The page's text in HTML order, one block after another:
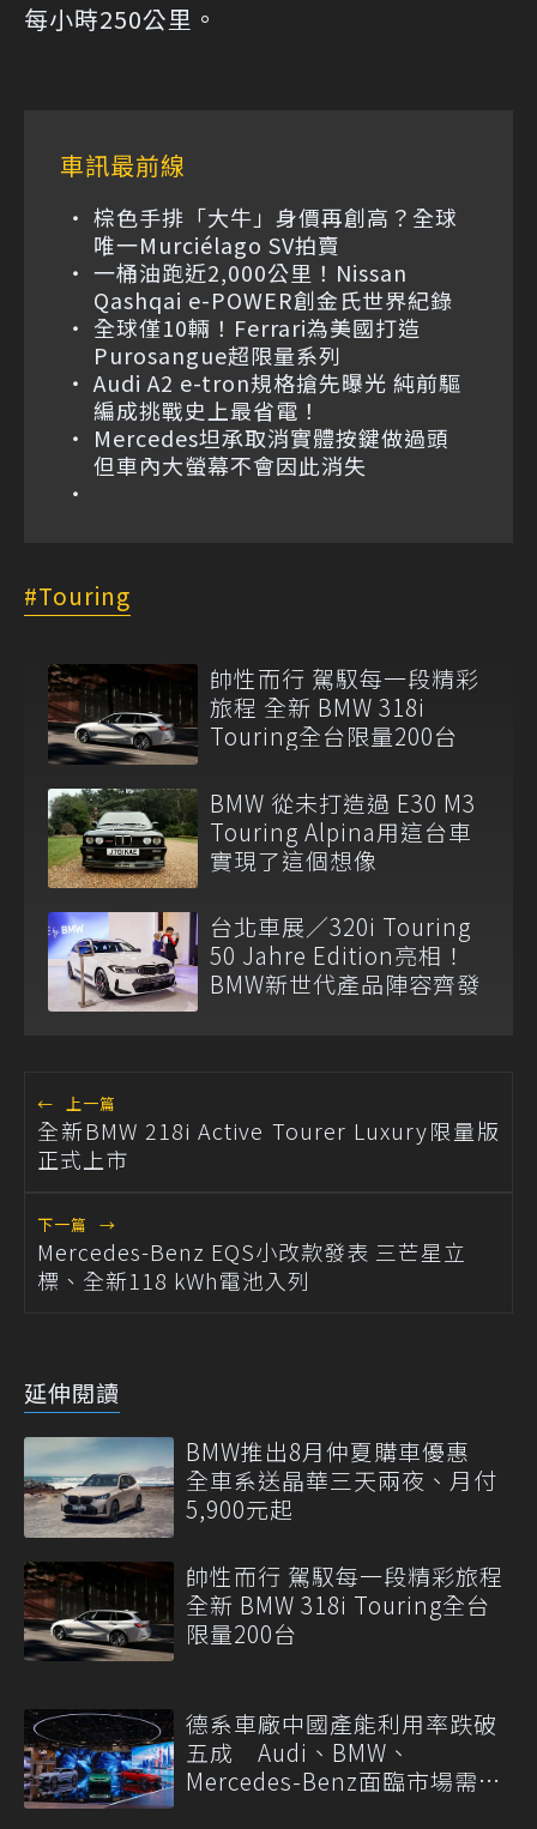
每小時250公里。
車訊最前線
棕色手排「大牛」身價再創高？全球
唯一Murciélago SV拍賣
一桶油跑近2,000公里！Nissan
Qashqai e-POWER創金氏世界紀錄
全球僅10輛！Ferrari為美國打造
Purosangue超限量系列
Audi A2 e-tron規格搶先曝光 純前驅
編成挑戰史上最省電！
Mercedes坦承取消實體按鍵做過頭
但車內大螢幕不會因此消失
Touring
帥性而行 駕馭每一段精彩
旅程 全新 BMW 318i
Touring全台限量200台
BMW 從未打造過 E30 M3
Touring Alpina用這台車
實現了這個想像
台北車展／320i Touring
50 Jahre Edition亮相！
BMW新世代產品陣容齊發
← 上一篇
全新BMW 218i Active Tourer Luxury限量版
正式上市
下一篇 →
Mercedes-Benz EQS小改款發表 三芒星立
標、全新118 kWh電池入列
延伸閱讀
BMW推出8月仲夏購車優惠
全車系送晶華三天兩夜、月付
5,900元起
帥性而行 駕馭每一段精彩旅程
全新 BMW 318i Touring全台
限量200台
德系車廠中國產能利用率跌破
五成 Audi、BMW、
Mercedes-Benz面臨市場需求